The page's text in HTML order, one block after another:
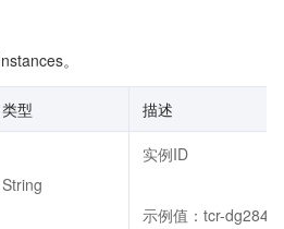
。
类型 描述
String
实例ID
示例值：tcr-